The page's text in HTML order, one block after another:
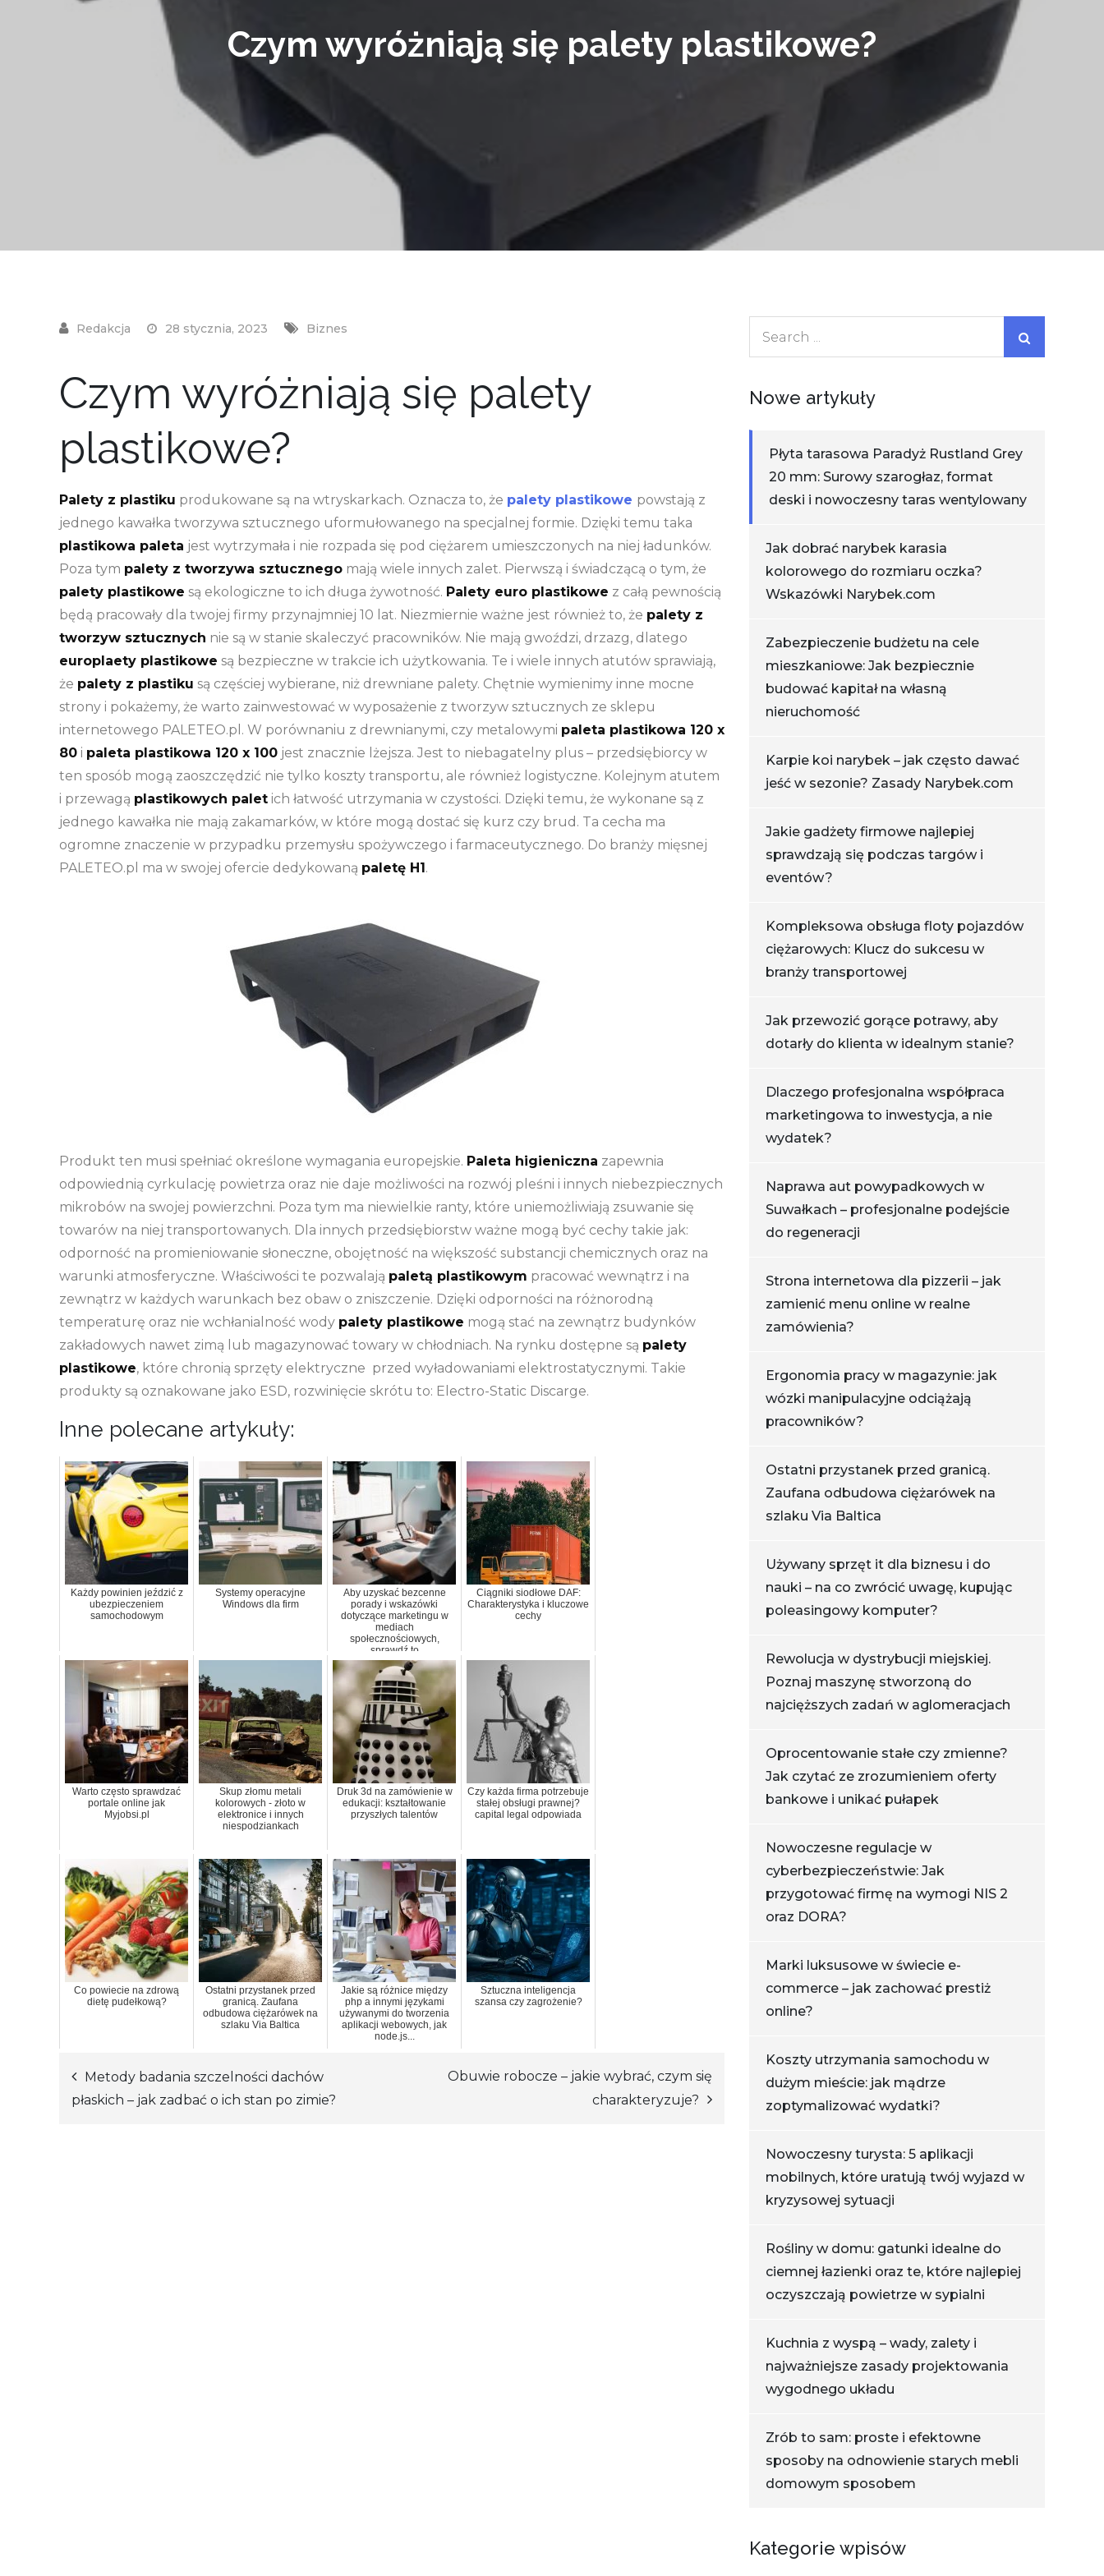
Czym wyróżniają się palety plastikowe?
28 stycznia, 2023 Biznes
Czym wyróżniają się palety
plastikowe?
Palety z plastiku produkowane są na wtryskarkach. Oznacza to, że palety plastikowe powstają z
jednego kawałka tworzywa sztucznego uformułowanego na specjalnej formie. Dzięki temu taka
plastikowa paleta jest wytrzymała i nie rozpada się pod ciężarem umieszczonych na niej ładunków.
Poza tym palety z tworzywa sztucznego mają wiele innych zalet. Pierwszą i świadczącą o tym, że
palety plastikowe są ekologiczne to ich długa żywotność. Palety euro plastikowe z całą pewnością
będą pracowały dla twojej firmy przynajmniej 10 lat. Niezmiernie ważne jest również to, że palety z
tworzyw sztucznych nie są w stanie skaleczyć pracowników. Nie mają gwoździ, drzazg, dlatego
europlaety plastikowe są bezpieczne w trakcie ich użytkowania. Te i wiele innych atutów sprawiają,
że palety z plastiku są częściej wybierane, niż drewniane palety. Chętnie wymienimy inne mocne
strony i pokażemy, że warto zainwestować w wyposażenie z tworzyw sztucznych ze sklepu
internetowego PALETEO.pl. W porównaniu z drewnianymi, czy metalowymi paleta plastikowa 120 x
80 i paleta plastikowa 120 x 100 jest znacznie lżejsza. Jest to niebagatelny plus – przedsiębiorcy w
ten sposób mogą zaoszczędzić nie tylko koszty transportu, ale również logistyczne. Kolejnym atutem
i przewagą plastikowych palet ich łatwość utrzymania w czystości. Dzięki temu, że wykonane są z
jednego kawałka nie mają zakamarków, w które mogą dostać się kurz czy brud. Ta cecha ma
ogromne znaczenie w przypadku przemysłu spożywczego i farmaceutycznego. Do branży mięsnej
PALETEO.pl ma w swojej ofercie dedykowaną paletę H1.
Produkt ten musi spełniać określone wymagania europejskie. Paleta higieniczna zapewnia
odpowiednią cyrkulację powietrza oraz nie daje możliwości na rozwój pleśni i innych niebezpiecznych
mikrobów na swojej powierzchni. Poza tym ma niewielkie ranty, które uniemożliwiają zsuwanie się
towarów na niej transportowanych. Dla innych przedsiębiorstw ważne mogą być cechy takie jak:
odporność na promieniowanie słoneczne, obojętność na większość substancji chemicznych oraz na
warunki atmosferyczne. Właściwości te pozwalają paletą plastikowym pracować wewnątrz i na
zewnątrz w każdych warunkach bez obaw o zniszczenie. Dzięki odporności na różnorodną
temperaturę oraz nie wchłanialność wody palety plastikowe mogą stać na zewnątrz budynków
zakładowych nawet zimą lub magazynować towary w chłodniach. Na rynku dostępne są palety
plastikowe, które chronią sprzęty elektryczne przed wyładowaniami elektrostatycznymi. Takie
produkty są oznakowane jako ESD, rozwinięcie skrótu to: Electro-Static Discarge.
Inne polecane artykuły:
Każdy powinien jeździć z
ubezpieczeniem
samochodowym
Systemy operacyjne
Windows dla firm
Aby uzyskać bezcenne
porady i wskazówki
dotyczące marketingu w
mediach
społecznościowych,
sprawdź to
Ciągniki siodłowe DAF:
Charakterystyka i kluczowe
cechy
Warto często sprawdzać
portale online jak
Myjobsi.pl
Skup złomu metali
kolorowych - złoto w
elektronice i innych
niespodziankach
Druk 3d na zamówienie w
edukacji: kształtowanie
przyszłych talentów
Czy każda firma potrzebuje
stałej obsługi prawnej?
capital legal odpowiada
Co powiecie na zdrową
dietę pudełkową?
Ostatni przystanek przed
granicą. Zaufana
odbudowa ciężarówek na
szlaku Via Baltica
Jakie są różnice między
php a innymi językami
używanymi do tworzenia
aplikacji webowych, jak
node.js...
Sztuczna inteligencja
szansa czy zagrożenie?
Nawigacja
Metody badania szczelności dachów
płaskich – jak zadbać o ich stan po zimie?
Obuwie robocze – jakie wybrać, czym się
charakteryzuje?
Nowe artykuły
Płyta tarasowa Paradyż Rustland Grey
20 mm: Surowy szarogłaz, format
deski i nowoczesny taras wentylowany
Jak dobrać narybek karasia
kolorowego do rozmiaru oczka?
Wskazówki Narybek.com
Zabezpieczenie budżetu na cele
mieszkaniowe: Jak bezpiecznie
budować kapitał na własną
nieruchomość
Karpie koi narybek – jak często dawać
jeść w sezonie? Zasady Narybek.com
Jakie gadżety firmowe najlepiej
sprawdzają się podczas targów i
eventów?
Kompleksowa obsługa floty pojazdów
ciężarowych: Klucz do sukcesu w
branży transportowej
Jak przewozić gorące potrawy, aby
dotarły do klienta w idealnym stanie?
Dlaczego profesjonalna współpraca
marketingowa to inwestycja, a nie
wydatek?
Naprawa aut powypadkowych w
Suwałkach – profesjonalne podejście
do regeneracji
Strona internetowa dla pizzerii – jak
zamienić menu online w realne
zamówienia?
Ergonomia pracy w magazynie: jak
wózki manipulacyjne odciążają
pracowników?
Ostatni przystanek przed granicą.
Zaufana odbudowa ciężarówek na
szlaku Via Baltica
Używany sprzęt it dla biznesu i do
nauki – na co zwrócić uwagę, kupując
poleasingowy komputer?
Rewolucja w dystrybucji miejskiej.
Poznaj maszynę stworzoną do
najcięższych zadań w aglomeracjach
Oprocentowanie stałe czy zmienne?
Jak czytać ze zrozumieniem oferty
bankowe i unikać pułapek
Nowoczesne regulacje w
cyberbezpieczeństwie: Jak
przygotować firmę na wymogi NIS 2
oraz DORA?
Marki luksusowe w świecie e-
commerce – jak zachować prestiż
online?
Koszty utrzymania samochodu w
dużym mieście: jak mądrze
zoptymalizować wydatki?
Nowoczesny turysta: 5 aplikacji
mobilnych, które uratują twój wyjazd w
kryzysowej sytuacji
Rośliny w domu: gatunki idealne do
ciemnej łazienki oraz te, które najlepiej
oczyszczają powietrze w sypialni
Kuchnia z wyspą – wady, zalety i
najważniejsze zasady projektowania
wygodnego układu
Zrób to sam: proste i efektowne
sposoby na odnowienie starych mebli
domowym sposobem
Kategorie wpisów